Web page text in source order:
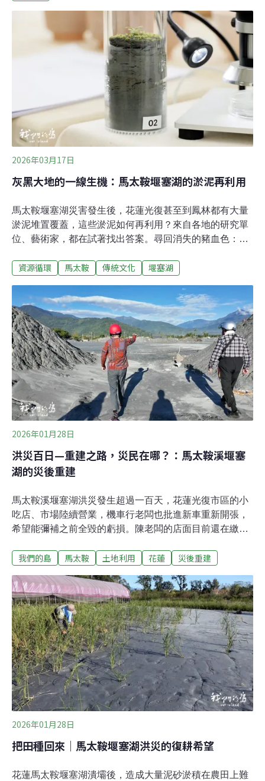
田與鄰舍。同樣回不去的，是馬太鞍溪的容貌。雖然林業
保育署將上游的堰塞湖降挖、引流，堰塞湖蓄水幾近消
失，危機暫時解除，但還有兩億方以上的土砂隨時準備伺
機而下。巨大的災難讓跨部落的青年凝聚，他們決定重新
認識所處的環境，從製作立體地圖開始，思考土地的未
來。關於馬太鞍溪的身世想認識馬太鞍溪，不能不知道她
的過去。打開日治初期的《台灣堡圖》，當時的馬太鞍溪
還沒有被人為工程馴化，從中央山脈的峽谷奔流而出後，
由北而南至少分出三條支流，在花東縱谷堆積成縱長11公
里
2026年03月17日
灰黑大地的一線生機：馬太鞍堰塞湖的淤泥再利用
馬太鞍堰塞湖災害發生後，花蓮光復甚至到鳳林都有大量
淤泥堆置覆蓋，這些淤泥如何再利用？來自各地的研究單
位、藝術家，都在試著找出答案。尋回消失的豬血色：太
阿美族傳統的製陶中心。來自太巴塱部落工藝家林恆智
沿著海岸山脈採集到的黏質土壤，成為阿美族製作日常使
用器皿的材料。就連附近馬佛社區原住民、客家、閩南多
元族群在此生活，這裡的居民也重新學習製陶，成為在地
的發展特色。林恆智為了找回阿美陶製陶文化，研讀文
獻，尋找採土的地點，終於成功以傳統方式做出太巴塱阿
美陶，特有的豬血色陶器。但是這次堰塞湖的災害，淤泥
湧進他的工作室，陶器碎落一地，窯也損毀了，林恆智只
能重新開始，林恆智說，支撐他繼續做下去的動力，是一
股傳承的使命感。林恆智說，他也希望等工作室整理告一
段落後，開始研究如何運用這些淤泥製陶，他希望還是用
傳
資源循環 馬太鞍 傳統文化 堰塞湖
2026年01月28日
洪災百日—重建之路，災民在哪？：馬太鞍溪堰塞
湖的災後重建
馬太鞍溪堰塞湖洪災發生超過一百天，花蓮光復市區的小
吃店、市場陸續營業，機車行老闆也批進新車重新開張，
希望能彌補之前全毀的虧損。陳老闆的店面目前還在繳貸
成的店面，洪災至今仍然未恢復。堰塞湖洪災後，政府補
的利息補貼，但重新營業除了要考慮經費，還要考慮不確
定的風險。被淤泥包圍，難以安居的生活市區的住家已經
裝好門窗，重新裝潢，生活漸漸回到原本的軌道。但在重
災區佛祖街、學士街一帶，時光似乎凍結在去年10月，居
民面對的仍是被淤泥包圍，殘破的家園。陳太太和先生住
在臨時安置所兩個月，之後又搬到市區租房子住，老夫妻
兩每天都回家整理家園。九年前他們離開北部，花了四五
百萬來光復買農地置產，養雞、種菜，過著悠閒的退休生
活。去年10月在鏟子超人的幫忙下，被淤泥埋沒的房屋重
見天日，但住家四周的泥堆成綿延的小山，一下雨
我們的島 馬太鞍 土地利用 花蓮 災後重建
2026年01月28日
把田種回來｜馬太鞍堰塞湖洪災的復耕希望
花蓮馬太鞍堰塞湖潰壩後，造成大量泥砂淤積在農田上難